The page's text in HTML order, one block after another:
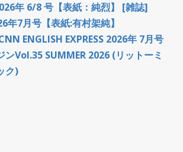
年 6/8 号【表紙：純烈】 [雑誌]
年7月号【表紙:有村架純】
ENGLISH EXPRESS 2026年 7月号
ンVol.35 SUMMER 2026 (リットーミ
ク)